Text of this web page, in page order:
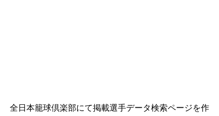
全日本籠球倶楽部にて掲載選手データ検索ページを作